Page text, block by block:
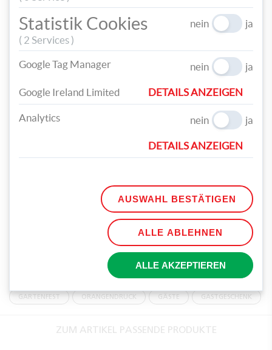
Schneiden Sie den Text in der passenden Form zu und kleben Sie
Karten-Innenseite Ihren ganz persönlichen Einladungstext
schreiben und zum Schluss die Karte mit einem schönen
Satinband zubinden.
PARTY GARTEN
GARTENFEST ORANGENDRUCK GÄSTE GASTGESCHENK
ZUM ARTIKEL PASSENDE PRODUKTE
Statistik Cookies
( 2 Services )
nein ja
Google Tag Manager nein ja
Google Ireland Limited DETAILS ANZEIGEN
Analytics nein ja
DETAILS ANZEIGEN
AUSWAHL BESTÄTIGEN
ALLE ABLEHNEN
ALLE AKZEPTIEREN